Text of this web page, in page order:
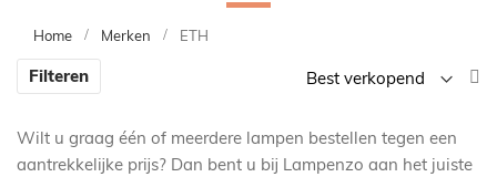
Home Merken ETH
Filteren
Wilt u graag één of meerdere lampen bestellen tegen een
aantrekkelijke prijs? Dan bent u bij Lampenzo aan het juiste